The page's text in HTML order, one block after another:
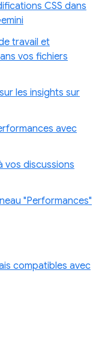
CSS dans
travail et
vos fichiers
les insights sur
avec
vos discussions
"Performances"
compatibles avec